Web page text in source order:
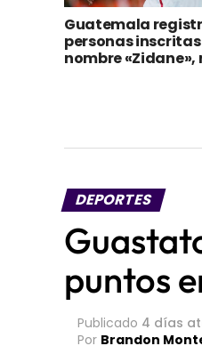
Guatemala
personas inscritas
nombre «Zidane»,
DEPORTES
puntos
Publicado 4 días
Por Brandon